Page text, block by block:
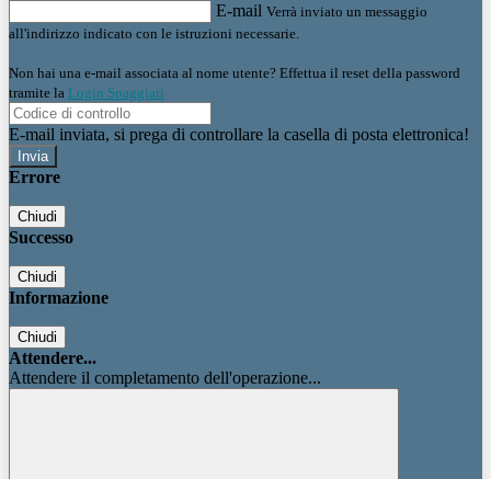
E-mail Verrà inviato un messaggio
all'indirizzo indicato con le istruzioni necessarie.
Non hai una e-mail associata al nome utente? Effettua il reset della password
tramite la Login Spaggiari
E-mail inviata, si prega di controllare la casella di posta elettronica!
Errore
Chiudi
Successo
Chiudi
Informazione
Chiudi
Attendere...
Attendere il completamento dell'operazione...